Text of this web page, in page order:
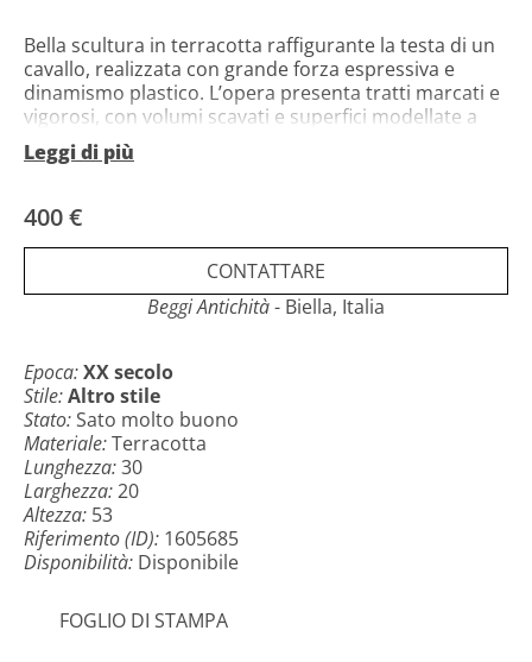
Bella scultura in terracotta raffigurante la testa di un
cavallo, realizzata con grande forza espressiva e
dinamismo plastico. L’opera presenta tratti marcati e
vigorosi, con volumi scavati e superfici modellate a
colpi decisi, che esaltano la tensione muscolare
dell’animale.
Il cavallo è rappresentato con la bocca semiaperta e
vitale e di movimento. Le linee della criniera, stilizzate
e spezzate, accentuano ulteriormente l’effetto
drammatico e quasi monumentale della scultura.
brunastro con leggere variazioni tonali, conferisce
all’opera un aspetto arcaico e al contempo moderno,
in equilibrio tra tradizione classica e interpretazione
espressiva novecentesca.
Firma: Presente, ma illeggibile sulla superficie
dell’opera.
Misure: H 52 x L 30 x P 20 cm
Leggi di più
400 €
CONTATTARE
Beggi Antichità- Biella, Italia
Epoca:XX secolo
Stile:Altro stile
Stato:Sato molto buono
Materiale:Terracotta
Lunghezza:30
Larghezza:20
Altezza: 53
Riferimento (ID): 1605685
Disponibilità: Disponibile
FOGLIO DI STAMPA